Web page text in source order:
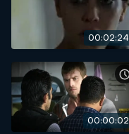
00:02:24
00:00:02